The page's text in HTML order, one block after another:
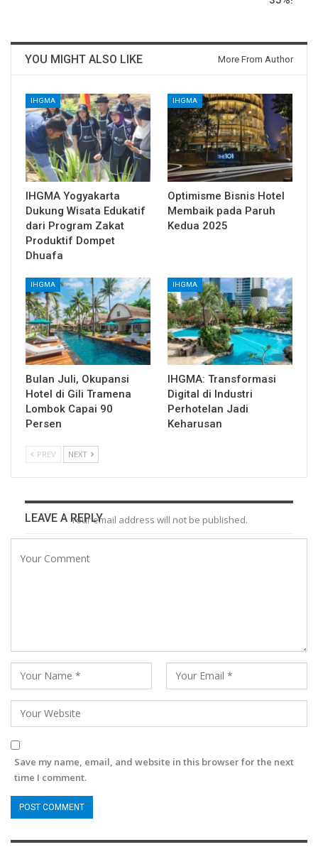
YOU MIGHT ALSO LIKE More From Author
IHGMA
IHGMA Yogyakarta
Dukung Wisata Edukatif
dari Program Zakat
Produktif Dompet
Dhuafa
IHGMA
Optimisme Bisnis Hotel
Membaik pada Paruh
Kedua 2025
IHGMA
Bulan Juli, Okupansi
Hotel di Gili Tramena
Lombok Capai 90
Persen
IHGMA
IHGMA: Transformasi
Digital di Industri
Perhotelan Jadi
Keharusan
PREV NEXT
LEAVE A REPLYYour email address will not be published.
Save my name, email, and website in this browser for the next
time I comment.